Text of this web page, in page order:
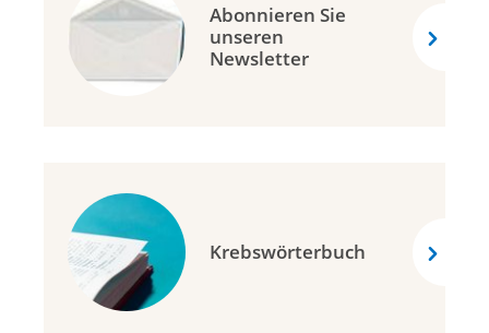
Abonnieren Sie
unseren
Newsletter
Krebswörterbuch